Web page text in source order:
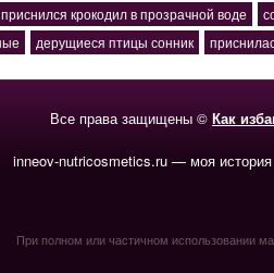
приснился крокодил в прозрачной воде
дерущиеся птицы сонник
Все права защищены © Как
inneov-nutricosmetics.ru — моя
При полном или частичном использовании